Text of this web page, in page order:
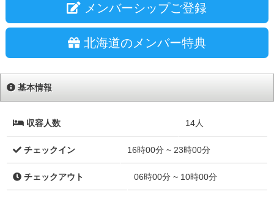
メンバーシップご登録
北海道のメンバー特典
基本情報
収容人数 14人
チェックイン 16時00分 ~ 23時00分
チェックアウト 06時00分 ~ 10時00分